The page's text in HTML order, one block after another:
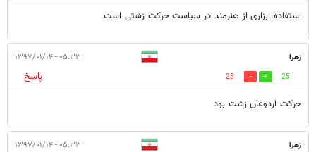
استفاده ابزاری از هنرمند در سیاست حرکت زشتی است
زهرا ۰۵:۳۳ - ۱۳۹۷/۰۱/۱۴
25
23
پاسخ
حرکت اردوغان زشت بود
زهرا ۰۵:۳۳ - ۱۳۹۷/۰۱/۱۴